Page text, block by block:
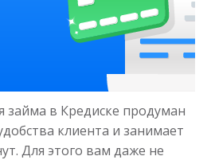
от 1до 21 дня
Получить
займа в Кредиске продуман
клиента и занимает
Для этого вам даже не